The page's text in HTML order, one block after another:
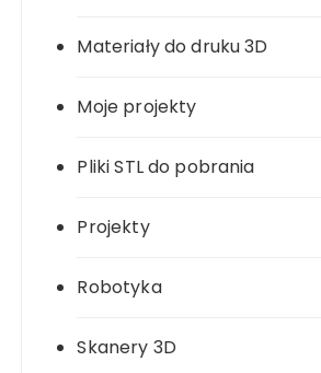
Materiały do druku 3D
Moje projekty
Pliki STL do pobrania
Projekty
Robotyka
Skanery 3D